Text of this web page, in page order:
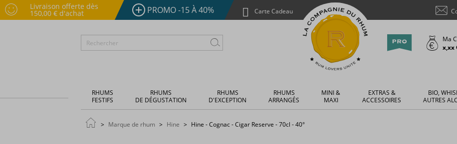
Livraison offerte dès
150,00 € d'achat PROMO -15 À 40% Carte Cadeau
Ma
x,xx
RHUMS
FESTIFS
RHUMS
DE DÉGUSTATION
RHUMS
D'EXCEPTION
RHUMS
ARRANGÉS
MINI &
MAXI
EXTRAS &
ACCESSOIRES
BIO,
AUTRES
Marque de rhum Hine Hine - Cognac - Cigar Reserve - 70cl - 40°